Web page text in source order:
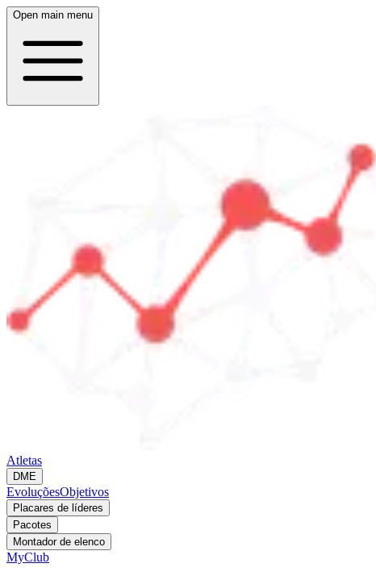
Open main menu
Atletas
DME
EvoluçõesObjetivos
Placares de líderes
Pacotes
Montador de elenco
MyClub